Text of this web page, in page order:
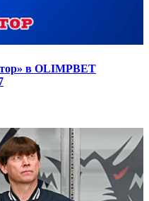
в OLIMPBET